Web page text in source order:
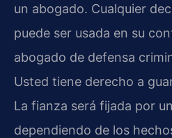
un abogado. Cualquier
puede ser usada en su
abogado de defensa
Usted tiene derecho a
La fianza será fijada por
dependiendo de los